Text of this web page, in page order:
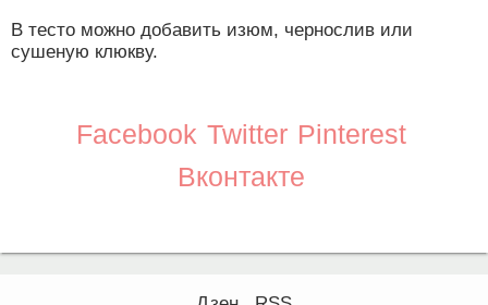
В тесто можно добавить изюм, чернослив или
сушеную клюкву.
Facebook Twitter Pinterest
Вконтакте